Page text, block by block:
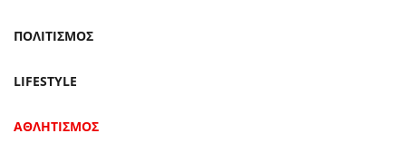
ΠΟΛΙΤΙΣΜΟΣ
LIFESTYLE
ΑΘΛΗΤΙΣΜΟΣ